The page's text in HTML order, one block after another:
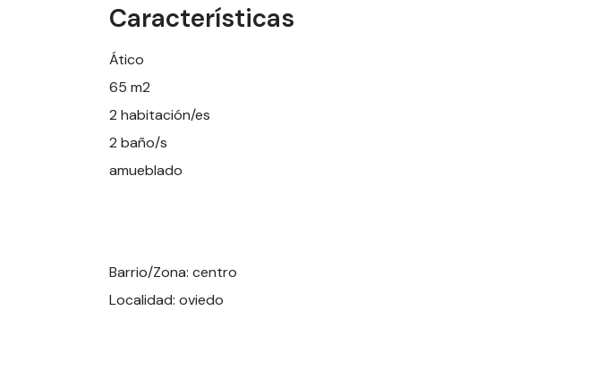
Características
Ático
65 m2
2 habitación/es
2 baño/s
amueblado
Barrio/Zona: centro
Localidad: oviedo